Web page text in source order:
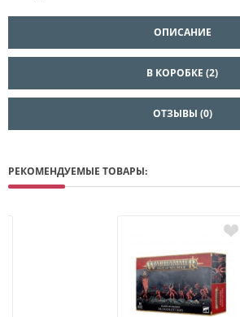
ОПИСАНИЕ
В КОРОБКЕ (2)
ОТЗЫВЫ (0)
РЕКОМЕНДУЕМЫЕ ТОВАРЫ: